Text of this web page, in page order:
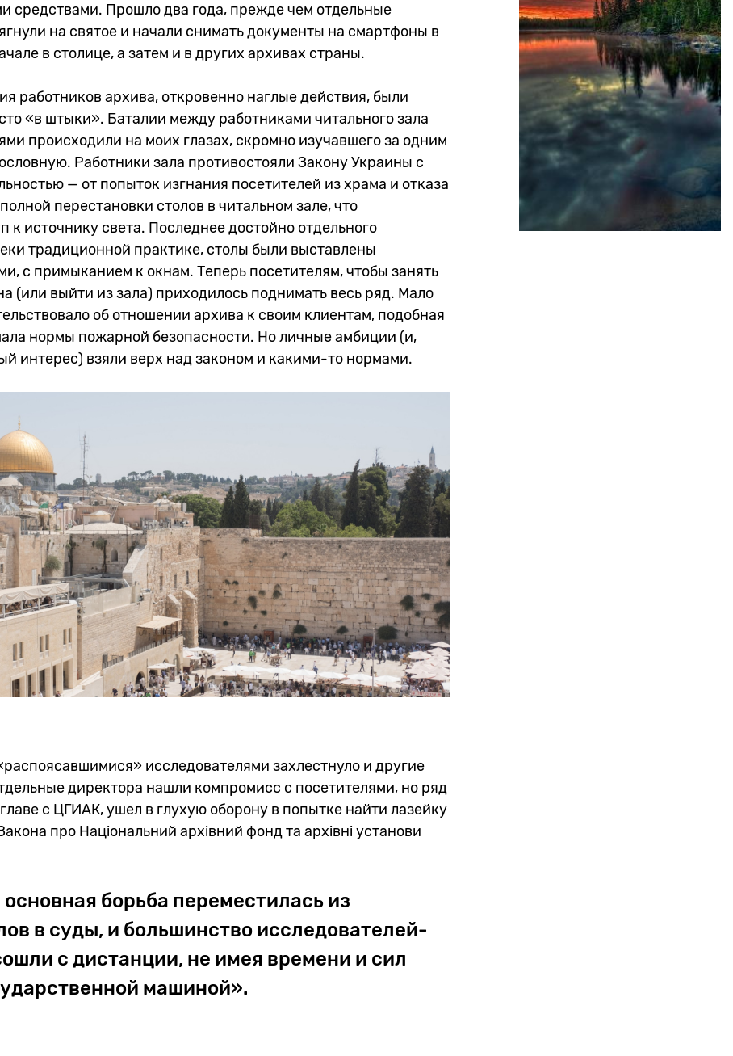
средствами. Прошло два года, прежде чем отдельные
на святое и начали снимать документы на смартфоны в
в столице, а затем и в других архивах страны.
работников архива, откровенно наглые действия, были
«в штыки». Баталии между работниками читального зала
происходили на моих глазах, скромно изучавшего за одним
Работники зала противостояли Закону Украины с
— от попыток изгнания посетителей из храма и отказа
перестановки столов в читальном зале, что
к источнику света. Последнее достойно отдельного
традиционной практике, столы были выставлены
с примыканием к окнам. Теперь посетителям, чтобы занять
(или выйти из зала) приходилось поднимать весь ряд. Мало
об отношении архива к своим клиентам, подобная
нормы пожарной безопасности. Но личные амбиции (и,
интерес) взяли верх над законом и какими-то нормами.
исследователями захлестнуло и другие
директора нашли компромисс с посетителями, но ряд
с ЦГИАК, ушел в глухую оборону в попытке найти лазейку
про Національний архівний фонд та архівні установи
борьба переместилась из
в суды, и большинство исследователей-
с дистанции, не имея времени и сил
машиной».